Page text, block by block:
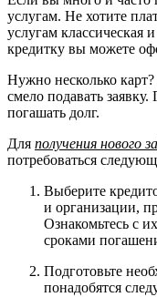
услугам. Не хотите
услугам
кредитку вы можете
Нужно несколько
смело подавать
погашать долг.
Для получения нового
потребоваться
Выберите
и организации,
Ознакомьтесь с
сроками
Подготовьте
понадобятся